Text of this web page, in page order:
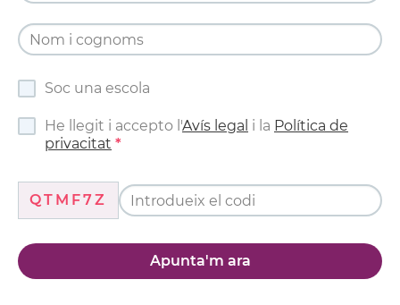
Soc una escola
He llegit i accepto l'Avís legal i la Política de
privacitat
QTMF7Z
Apunta'm ara